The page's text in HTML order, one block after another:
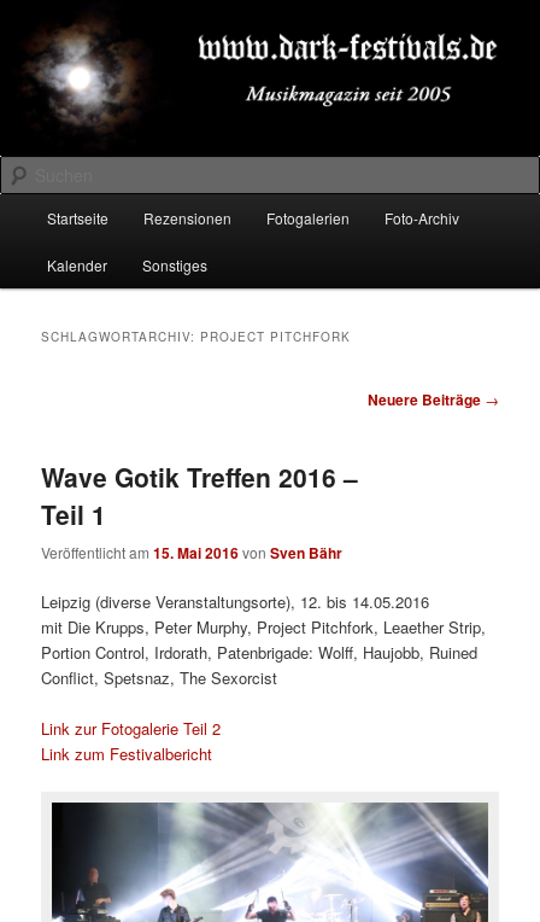
primären
Inhalt
springen
sekundären
Inhalt
springenDARK-FESTIVALS.DE
Suchen
Startseite Rezensionen Fotogalerien Foto-Archiv
Kalender Sonstiges
SCHLAGWORTARCHIV: PROJECT PITCHFORK
Neuere Beiträge →
Wave Gotik Treffen 2016 –
Teil 1
Veröffentlicht am15. Mai 2016vonSven Bähr
Leipzig (diverse Veranstaltungsorte), 12. bis 14.05.2016
mit Die Krupps, Peter Murphy, Project Pitchfork, Leaether Strip,
Portion Control, Irdorath, Patenbrigade: Wolff, Haujobb, Ruined
Conflict, Spetsnaz, The Sexorcist
Link zur Fotogalerie Teil 2
Link zum Festivalbericht